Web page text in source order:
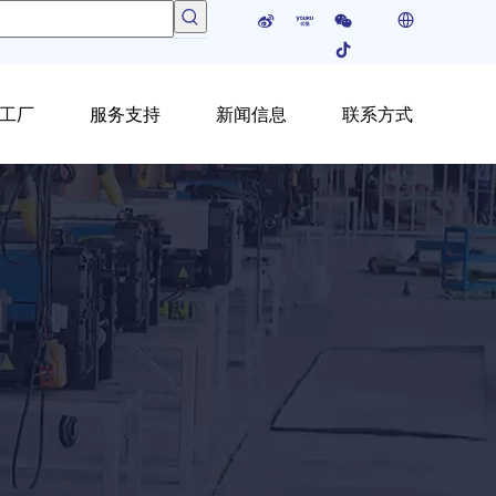
厂 服务支持 新闻信息 联系方式